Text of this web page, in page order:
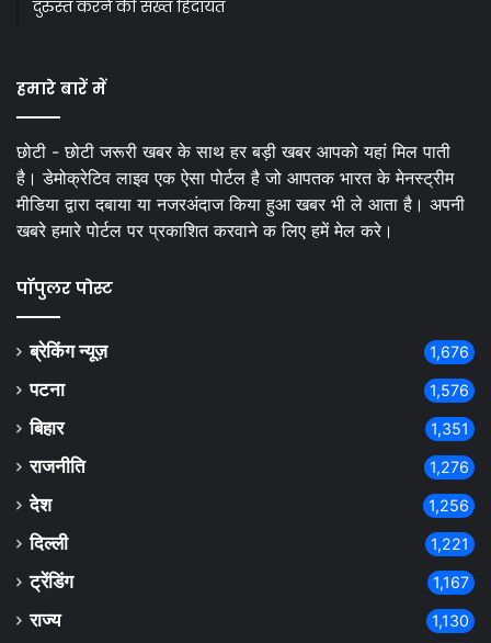
दुरुस्त करने की सख्त हिदायत
हमारे बारें में
छोटी - छोटी जरूरी खबर के साथ हर बड़ी खबर आपको यहां मिल पाती
है। डेमोक्रेटिव लाइव एक ऐसा पोर्टल है जो आपतक भारत के मेनस्ट्रीम
मीडिया द्वारा दबाया या नजरअंदाज किया हुआ खबर भी ले आता है। अपनी
खबरे हमारे पोर्टल पर प्रकाशित करवाने क लिए हमें मेल करे।
पॉपुलर पोस्ट
ब्रेकिंग न्यूज़ 1,676
पटना 1,576
बिहार 1,351
राजनीति 1,276
देश 1,256
दिल्ली 1,221
ट्रेंडिंग 1,167
राज्य 1,130